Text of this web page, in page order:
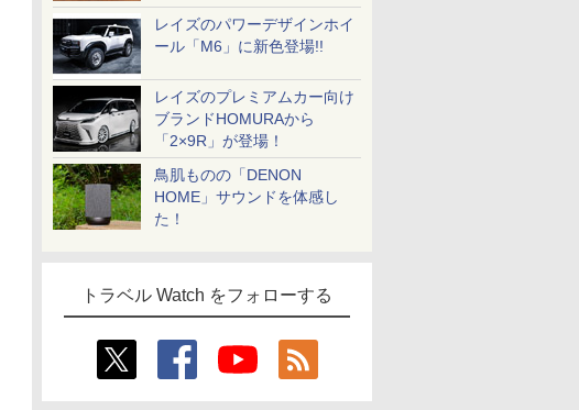
一気に聴く
レイズのパワーデザインホイ
ール「M6」に新色登場!!
レイズのプレミアムカー向け
ブランドHOMURAから
「2×9R」が登場！
鳥肌ものの「DENON
HOME」サウンドを体感し
た！
トラベル Watch をフォローする